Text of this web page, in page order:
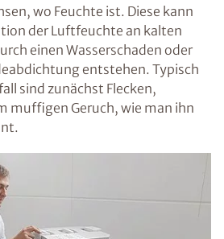
wo Feuchte ist. Diese kann
der Luftfeuchte an kalten
einen Wasserschaden oder
entstehen. Typisch
sind zunächst Flecken,
muffigen Geruch, wie man ihn